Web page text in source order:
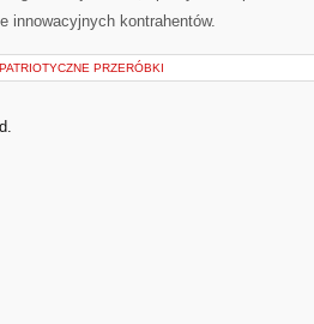
innowacyjnych kontrahentów.
PRZERÓBKI